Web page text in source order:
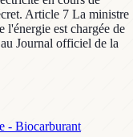
- Biocarburant